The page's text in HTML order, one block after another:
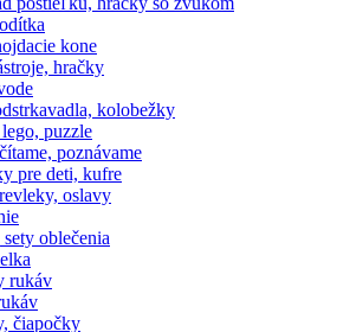
kone
hračky
kolobežky
puzzle
poznávame
pre deti, kufre
oslavy
oblečenia
rukáv
čiapočky